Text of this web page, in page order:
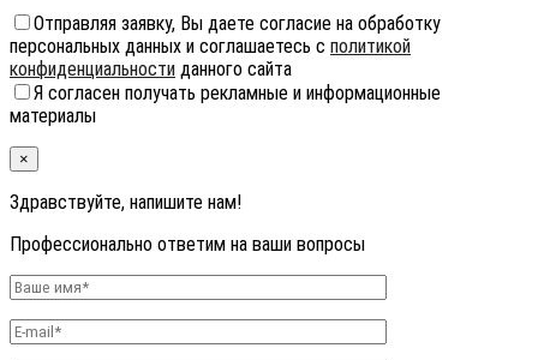
Отправляя заявку, Вы даете согласие на обработку
персональных данных и соглашаетесь с политикой
конфиденциальности данного сайта
Я согласен получать рекламные и информационные
материалы
×
Здравствуйте, напишите нам!
Профессионально ответим на ваши вопросы